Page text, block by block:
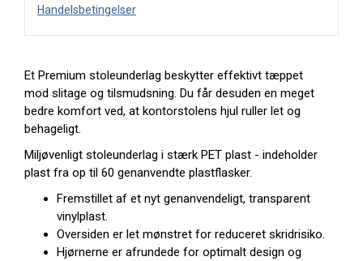
Handelsbetingelser
Et Premium stoleunderlag beskytter effektivt tæppet
mod slitage og tilsmudsning. Du får desuden en meget
bedre komfort ved, at kontorstolens hjul ruller let og
behageligt.
Miljøvenligt stoleunderlag i stærk PET plast - indeholder
plast fra op til 60 genanvendte plastflasker.
Fremstillet af et nyt genanvendeligt, transparent
vinylplast.
Oversiden er let mønstret for reduceret skridrisiko.
Hjørnerne er afrundede for optimalt design og